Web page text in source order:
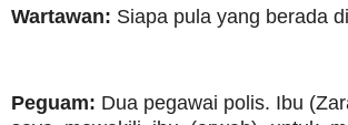
Wartawan: Siapa pula yang berada
Peguam: Dua pegawai polis. Ibu